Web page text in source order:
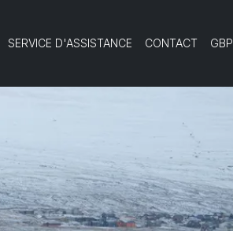
SERVICE D'ASSISTANCE CONTACT GBP